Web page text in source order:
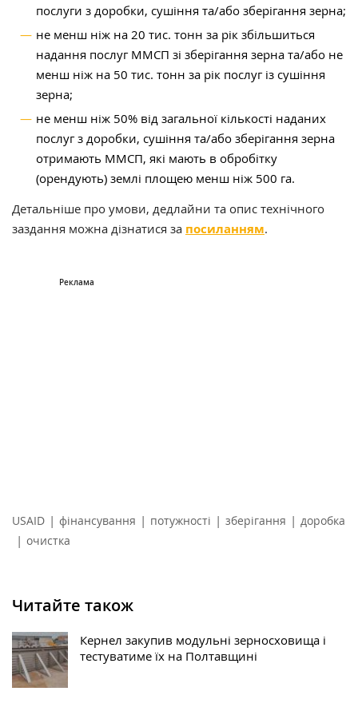
послуги з доробки, сушіння та/або зберігання зерна;
не менш ніж на 20 тис. тонн за рік збільшиться
надання послуг ММСП зі зберігання зерна та/або не
менш ніж на 50 тис. тонн за рік послуг із сушіння
зерна;
не менш ніж 50% від загальної кількості наданих
послуг з доробки, сушіння та/або зберігання зерна
отримають ММСП, які мають в обробітку
(орендують) землі площею менш ніж 500 га.
Детальніше про умови, дедлайни та опис технічного
заздання можна дізнатися за посиланням.
USAID | фінансування | потужності | зберігання | доробка
| очистка
Читайте також
Кернел закупив модульні зерносховища і
тестуватиме їх на Полтавщині